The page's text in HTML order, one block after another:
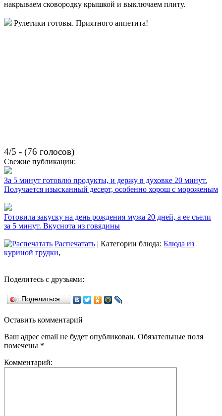
накрываем сковородку крышкой и выключаем плиту.
Рулетики готовы. Приятного аппетита!
4/5 - (76 голосов)
Свежие публикации:
За 5 минут готовлю продукты, и держу в духовке 20 минут.
Получается изысканный десерт, особенно хорош с мороженым
Готовила закуску на день рождения мужа 20 дней, а ее съели
за 5 минут. Вкуснота из говядины
Распечатать | Категории блюда: Блюда из
куриной грудки,
Поделитесь с друзьями:
Поделиться…
Оставить комментарий
Ваш адрес email не будет опубликован. Обязательные поля
помечены *
Комментарий: